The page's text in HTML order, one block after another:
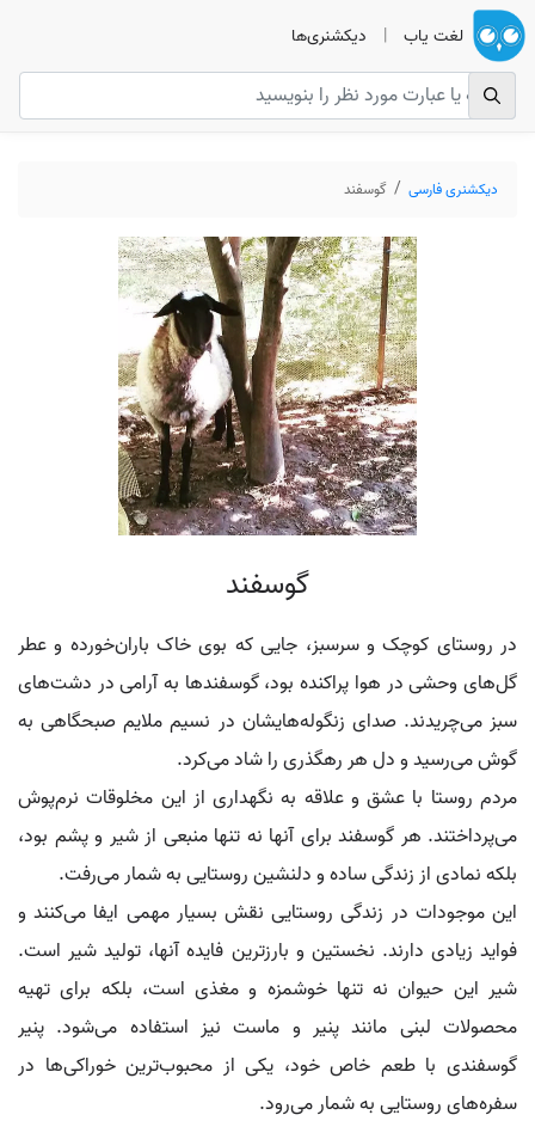
لغت یاب | دیکشنری‌ها
دیکشنری فارسی گوسفند
گوسفند
در روستای کوچک و سرسبز، جایی که بوی خاک باران‌خورده و عطر
گل‌های وحشی در هوا پراکنده بود، گوسفندها به آرامی در دشت‌های
سبز می‌چریدند. صدای زنگوله‌هایشان در نسیم ملایم صبحگاهی به
گوش می‌رسید و دل هر رهگذری را شاد می‌کرد.
مردم روستا با عشق و علاقه به نگهداری از این مخلوقات نرم‌پوش
می‌پرداختند. هر گوسفند برای آنها نه تنها منبعی از شیر و پشم بود،
بلکه نمادی از زندگی ساده و دلنشین روستایی به شمار می‌رفت.
این موجودات در زندگی روستایی نقش بسیار مهمی ایفا می‌کنند و
فواید زیادی دارند. نخستین و بارزترین فایده آنها، تولید شیر است.
شیر این حیوان نه تنها خوشمزه و مغذی است، بلکه برای تهیه
محصولات لبنی مانند پنیر و ماست نیز استفاده می‌شود. پنیر
گوسفندی با طعم خاص خود، یکی از محبوب‌ترین خوراکی‌ها در
سفره‌های روستایی به شمار می‌رود.